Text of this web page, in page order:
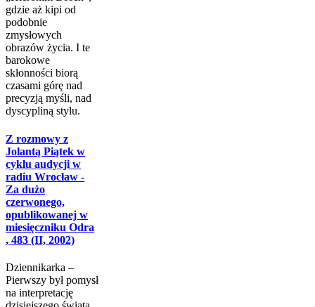
gdzie aż kipi od
podobnie
zmysłowych
obrazów życia. I te
barokowe
skłonności biorą
czasami górę nad
precyzją myśli, nad
dyscypliną stylu.
Z rozmowy z
Jolantą Piątek w
cyklu audycji w
radiu Wrocław -
Za dużo
czerwonego,
opublikowanej w
miesięczniku Odra
, 483 (II, 2002)
Dziennikarka –
Pierwszy był pomysł
na interpretację